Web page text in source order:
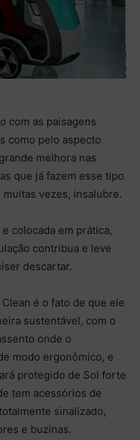
com as paisagens
como pelo aspecto
melhora nas
que já fazem esse tipo
vezes, insalubre.
colocada em prática,
contribua e leve
descartar.
é o fato de que ele
sustentável, com o
onde o
modo ergonômico, e
protegido de Sol forte
tem acessórios de
sinalizado,
e buzinas.